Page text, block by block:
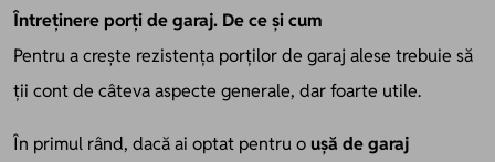
Întreținere porțide garaj. De ce și cum
Pentru a crește rezistența porților de garaj alese trebuie să
ții cont de câteva aspecte generale, dar foarte utile.
În primul rând, dacă ai optat pentru oușă de garaj